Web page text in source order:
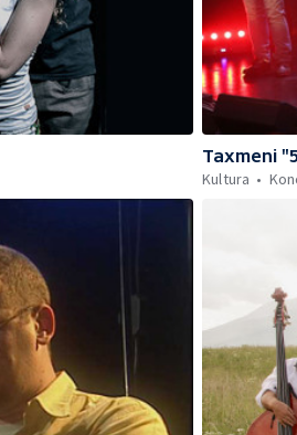
Taxmeni
Kultura